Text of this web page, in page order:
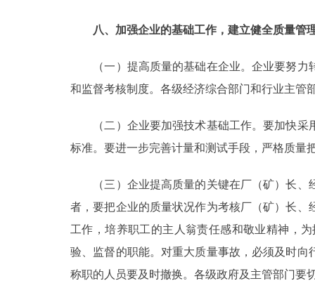
八、加强企业的基础工作，建立健全质量管
（一）提高质量的基础在企业。企业要努力
和监督考核制度。各级经济综合部门和行业主管
（二）企业要加强技术基础工作。要加快采
标准。要进一步完善计量和测试手段，严格质量
（三）企业提高质量的关键在厂（矿）长、
者，要把企业的质量状况作为考核厂（矿）长
工作，培养职工的主人翁责任感和敬业精神，
验、监督的职能。对重大质量事故，必须及时
称职的人员要及时撤换。各级政府及主管部门要